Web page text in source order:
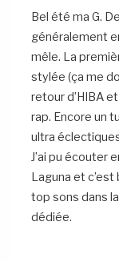
Bel été ma G.
généralement
mêle. La
stylée (ça me
retour d’HIBA
rap. Encore un
ultra
J’ai pu écouter
Laguna et c’est
top sons dans la
dédiée.